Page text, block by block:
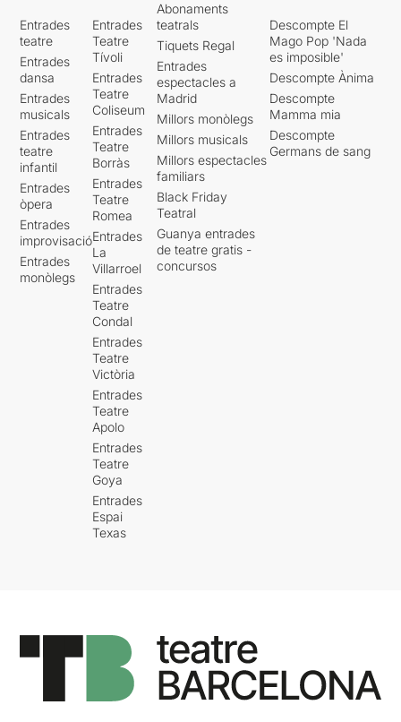
Entrades
teatre
Entrades
dansa
Entrades
musicals
Entrades
teatre
infantil
Entrades
òpera
Entrades
improvisació
Entrades
monòlegs
Entrades
Teatre
Tívoli
Entrades
Teatre
Coliseum
Entrades
Teatre
Borràs
Entrades
Teatre
Romea
Entrades
La
Villarroel
Entrades
Teatre
Condal
Entrades
Teatre
Victòria
Entrades
Teatre
Apolo
Entrades
Teatre
Goya
Entrades
Espai
Texas
Abonaments
teatrals
Tiquets Regal
Entrades
espectacles a
Madrid
Millors monòlegs
Millors musicals
Millors espectacles
familiars
Black Friday
Teatral
Guanya entrades
de teatre gratis -
concursos
Descompte El
Mago Pop 'Nada
es imposible'
Descompte Ànima
Descompte
Mamma mia
Descompte
Germans de sang